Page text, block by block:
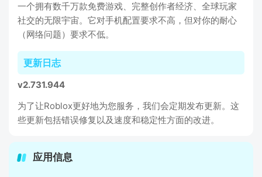
一个拥有数千万款免费游戏、完整创作者经济、全球玩家
社交的无限宇宙。它对手机配置要求不高，但对你的耐心
（网络问题）要求不低。
更新日志
v2.731.944
为了让Roblox更好地为您服务，我们会定期发布更新。这
些更新包括错误修复以及速度和稳定性方面的改进。
应用信息